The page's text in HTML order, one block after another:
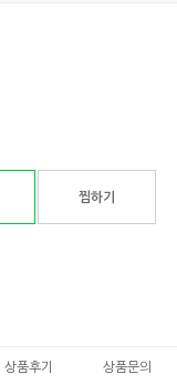
찜하기
상품후기 상품문의